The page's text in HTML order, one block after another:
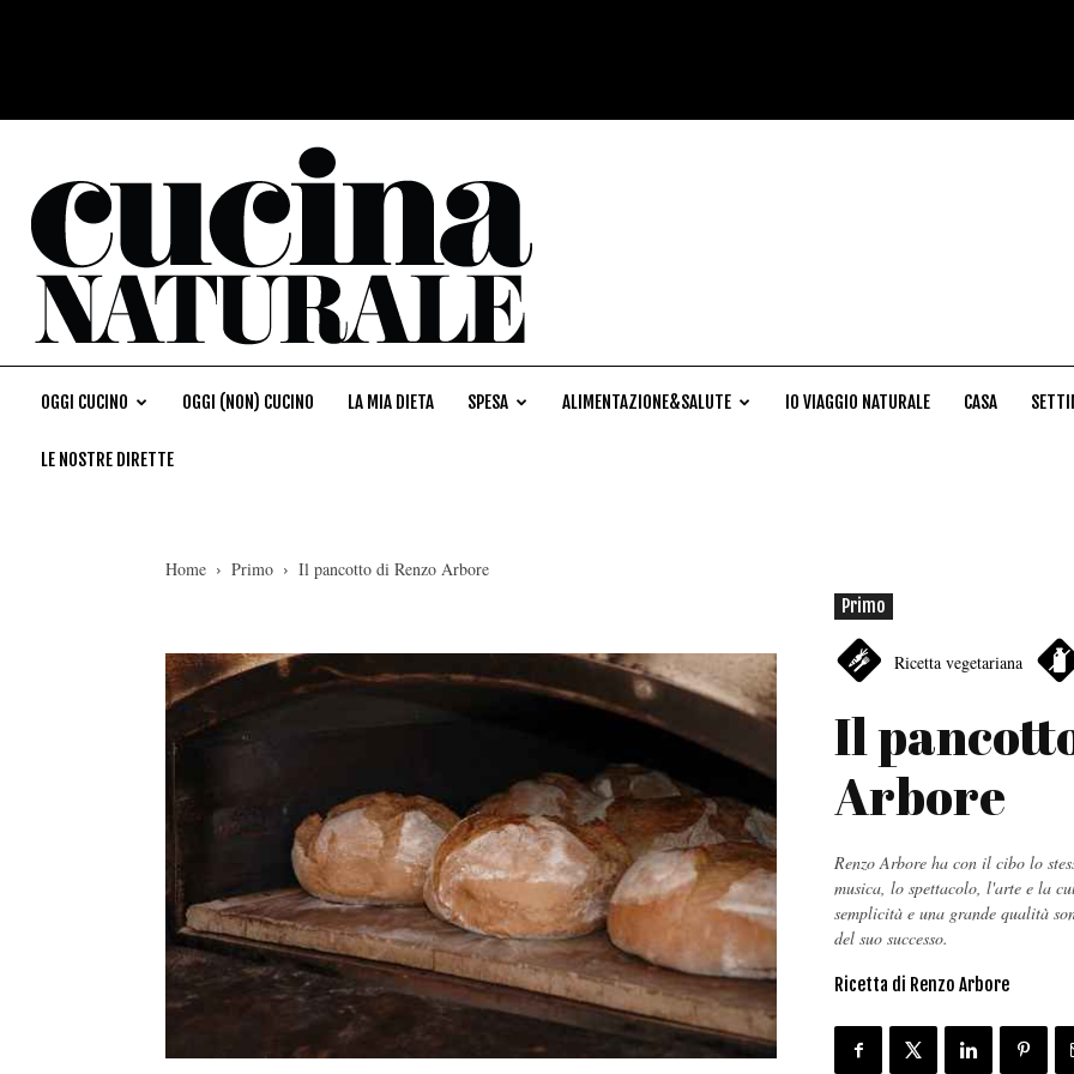
OGGI CUCINO OGGI (NON) CUCINO LA MIA DIETA SPESA ALIMENTAZIONE&SALUTE IO VIAGGIO NATURALE CASA
LE NOSTRE DIRETTE
Home Primo
Il pancotto di Renzo Arbore
Primo
Ricetta vegetariana
Il
Arbore
Renzo Arbore ha con il cibo lo
musica, lo spettacolo, l'arte e la
semplicità e una grande qualità
del suo successo.
Ricetta di Renzo Arbore